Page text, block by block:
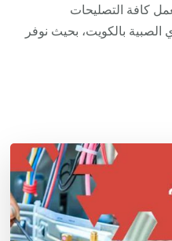
كافة التصليحات
بالكويت، بحيث نوفر